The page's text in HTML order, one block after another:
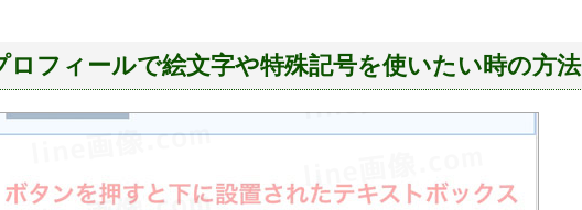
ロフィールで絵文字や特殊記号を使いたい時の方法